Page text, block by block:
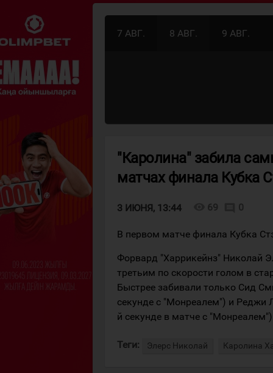
7 АВГ. 8 АВГ. 9 АВГ.
"Каролина" забила
матчах финала Кубка
3 ИЮНЯ, 13:44 69 0
В первом матче финала Кубка
Форвард "Харрикейнз" Николай
третьим по скорости голом в
Быстрее забивали только Сид
секунде с "Монреалем") и Реджи
й секунде в матче с
Теги: Элерс Николай Каролина